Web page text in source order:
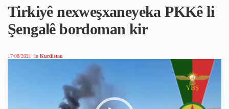
Tirkiyê nexweşxaneyeka PKKê li
Şengalê bordoman kir
17/08/2021 in Kurdistan